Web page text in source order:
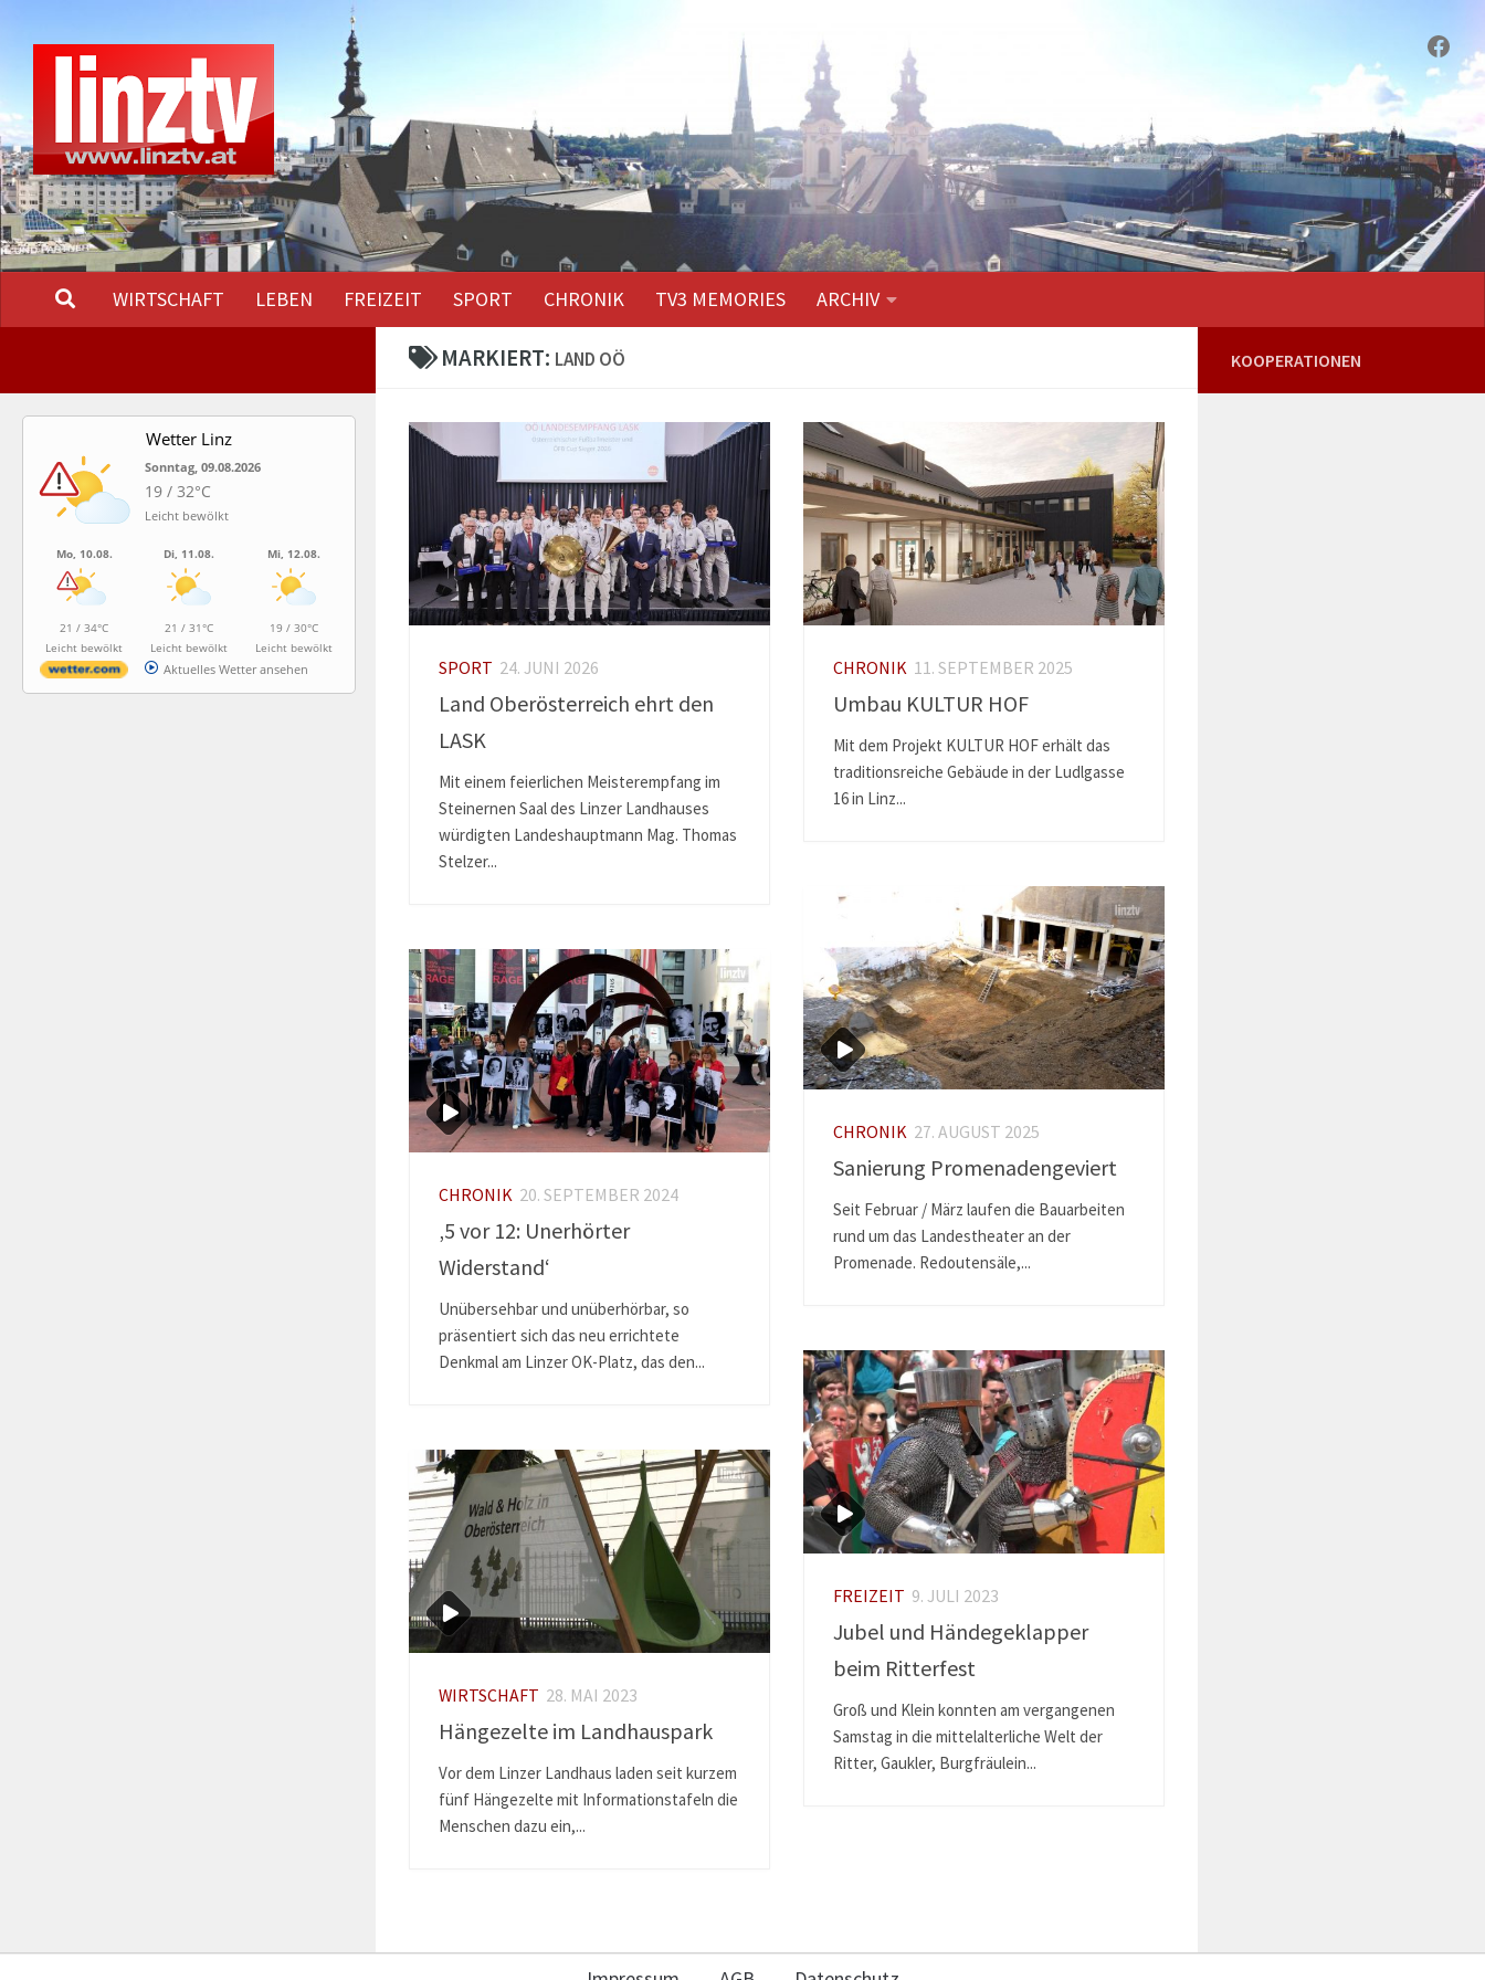
WIRTSCHAFT LEBEN FREIZEIT SPORT CHRONIK TV3 MEMORIES ARCHIV
MARKIERT: LAND OÖ
SPORT 24. JUNI 2026
Land Oberösterreich ehrt den
LASK
Mit einem feierlichen Meisterempfang im
Steinernen Saal des Linzer Landhauses
würdigten Landeshauptmann Mag. Thomas
Stelzer...
CHRONIK 11. SEPTEMBER 2025
Umbau KULTUR HOF
Mit dem Projekt KULTUR HOF erhält das
traditionsreiche Gebäude in der Ludlgasse
16 in Linz...
CHRONIK 27. AUGUST 2025
Sanierung Promenadengeviert
Seit Februar / März laufen die Bauarbeiten
rund um das Landestheater an der
Promenade. Redoutensäle,...
CHRONIK 20. SEPTEMBER 2024
‚5 vor 12: Unerhörter
Widerstand‘
Unübersehbar und unüberhörbar, so
präsentiert sich das neu errichtete
Denkmal am Linzer OK-Platz, das den...
FREIZEIT 9. JULI 2023
Jubel und Händegeklapper
beim Ritterfest
Groß und Klein konnten am vergangenen
Samstag in die mittelalterliche Welt der
Ritter, Gaukler, Burgfräulein...
WIRTSCHAFT 28. MAI 2023
Hängezelte im Landhauspark
Vor dem Linzer Landhaus laden seit kurzem
fünf Hängezelte mit Informationstafeln die
Menschen dazu ein,...
Wetter Linz
Sonntag, 09.08.2026
19 / 32°C
Leicht bewölkt
Mo, 10.08.
21 / 34°C
Leicht bewölkt
Di, 11.08.
21 / 31°C
Leicht bewölkt
Mi, 12.08.
19 / 30°C
Leicht bewölkt
Aktuelles Wetter ansehen
KOOPERATIONEN